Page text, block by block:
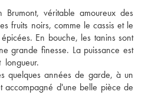
véritable amoureux des
fruits noirs, comme le cassis et le
En bouche, les tanins sont
grande finesse. La puissance est
longueur.
quelques années de garde, à un
accompagné d'une belle pièce de